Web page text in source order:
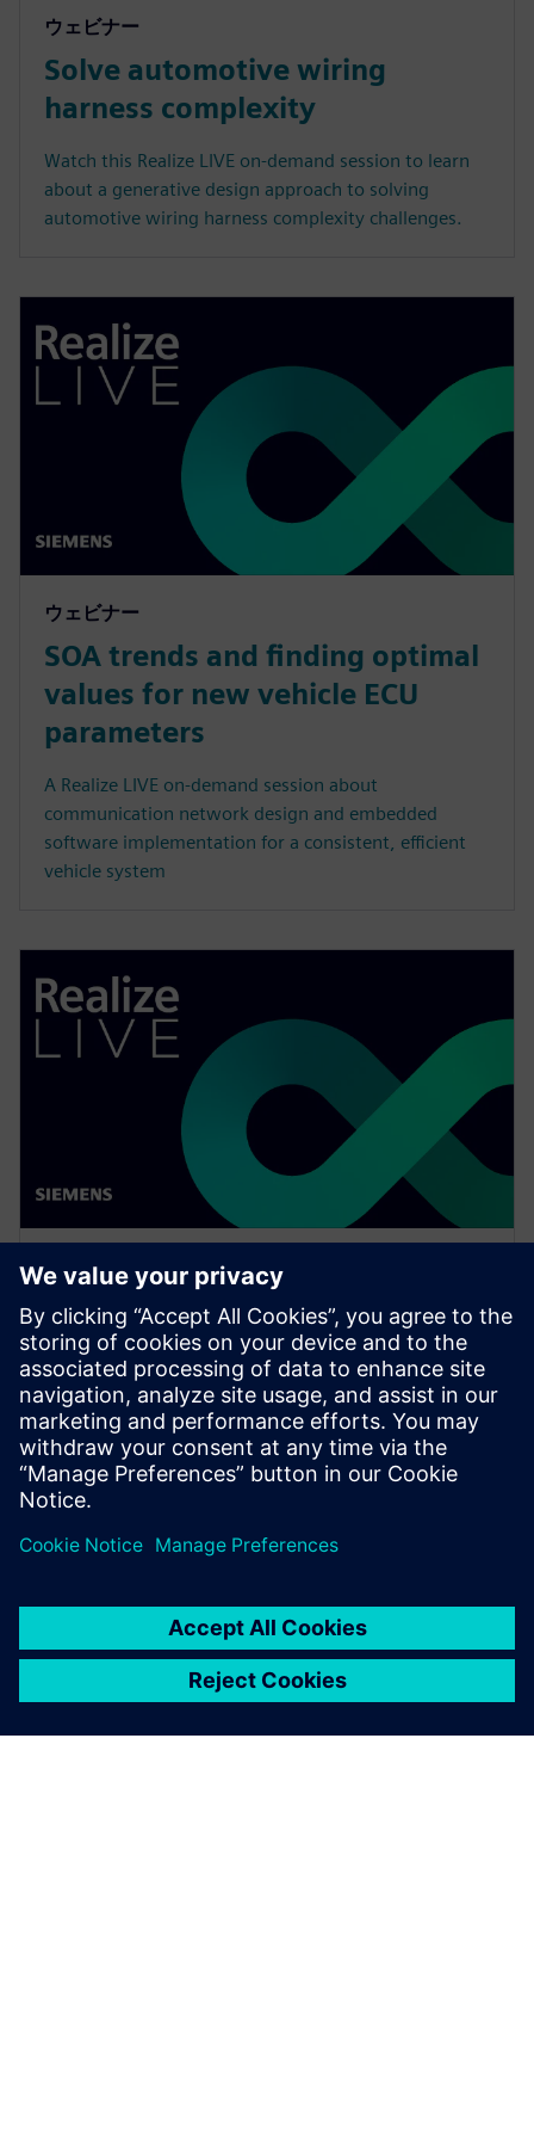
ウェビナー
Solve automotive wiring
harness complexity
Watch this Realize LIVE on-demand session to learn
about a generative design approach to solving
automotive wiring harness complexity challenges.
ウェビナー
SOA trends and finding optimal
values for new vehicle ECU
parameters
A Realize LIVE on-demand session about
communication network design and embedded
software implementation for a consistent, efficient
vehicle system
ウェビナー
Drive vertical integration and
horizontal collaboration in
OEMs and suppliers
Watch this Realize LIVE on-demand presentation
about driving vertical integration and horizontal
collaboration in OEMs and suppliers.